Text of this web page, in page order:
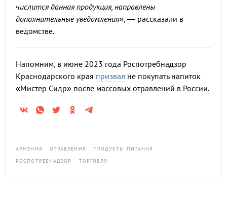
числится данная продукция, направлены
дополнительные уведомления», — рассказали в
ведомстве.
Напомним, в июне 2023 года Роспотребнадзор
Краснодарского края призвал не покупать напиток
«Мистер Сидр» после массовых отравлений в России.
АРМЕНИЯ ОТРАВЛЕНИЯ
ПРОДУКТЫ ПИТАНИЯ
РОСПОТРЕБНАДЗОР
ТОРГОВЛЯ